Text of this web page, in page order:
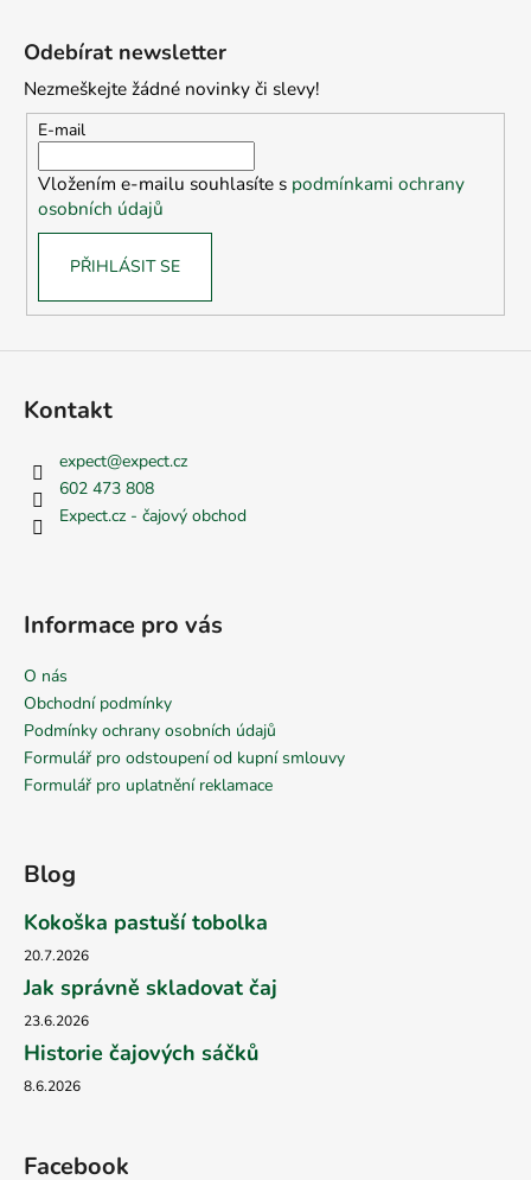
Odebírat newsletter
Nezmeškejte žádné novinky či slevy!
E-mail
Vložením e-mailu souhlasíte s podmínkami ochrany
osobních údajů
PŘIHLÁSIT SE
Kontakt
expect@expect.cz
602 473 808
Expect.cz - čajový obchod
Informace pro vás
O nás
Obchodní podmínky
Podmínky ochrany osobních údajů
Formulář pro odstoupení od kupní smlouvy
Formulář pro uplatnění reklamace
Blog
Kokoška pastuší tobolka
20.7.2026
Jak správně skladovat čaj
23.6.2026
Historie čajových sáčků
8.6.2026
Facebook